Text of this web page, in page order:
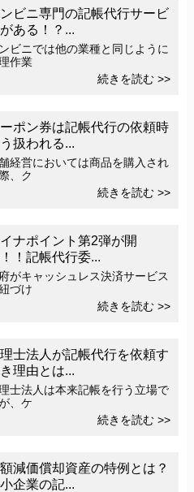
ビニ専門の記帳代行サービ
ある！？...
ビニでは他の業種と同じように
作業
続きを読む >>
ポン券は記帳代行の依頼時
扱われる...
経営においては商品を購入され
、ク
続きを読む >>
ナポイント第2弾が開
！記帳代行委...
がキャッシュレス決済サービス
づけ
続きを読む >>
士法人が記帳代行を依頼す
理由とは...
士法人は本来記帳を行う立場で
、ケ
続きを読む >>
減価償却資産の特例とは？
企業の記...